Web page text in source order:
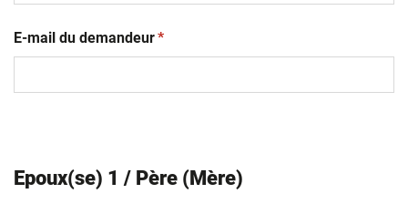
E-mail du demandeur(obligatoire)
*
Epoux(se) 1 / Père (Mère)